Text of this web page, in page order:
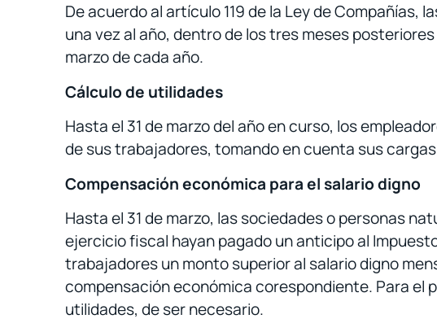
De acuerdo al artículo 119 de la Ley de
una vez al año, dentro de los tres meses
marzo de cada año.
Cálculo de utilidades
Hasta el 31 de marzo del año en curso, los
de sus trabajadores, tomando en cuenta sus
Compensación económica para el salario digno
Hasta el 31 de marzo, las sociedades o personas
ejercicio fiscal hayan pagado un anticipo al
trabajadores un monto superior al salario digno
compensación económica corespondiente. Para el
utilidades, de ser necesario.